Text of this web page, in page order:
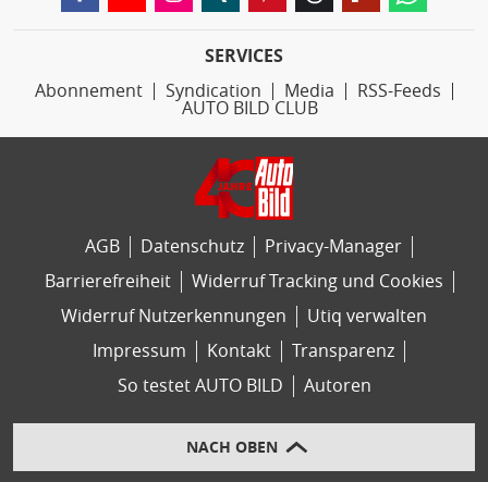
SERVICES
Abonnement
Syndication Media
RSS-Feeds
AUTO BILD CLUB
AGB Datenschutz
Privacy-Manager
Barrierefreiheit
Widerruf Tracking und Cookies
Widerruf Nutzerkennungen
Utiq verwalten
Impressum
Kontakt
Transparenz
So testet AUTO BILD
Autoren
NACH OBEN